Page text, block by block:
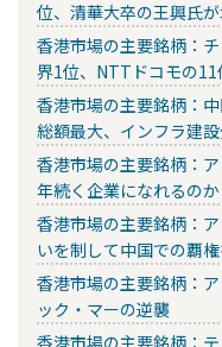
位、清華大卒の王興氏
香港市場の主要銘柄：
界1位、NTTドコモの11
香港市場の主要銘柄：
総額最大、インフラ建
香港市場の主要銘柄：
年続く企業になれるのか
香港市場の主要銘柄：
いを制して中国での覇
香港市場の主要銘柄：
ック・マーの逆襲